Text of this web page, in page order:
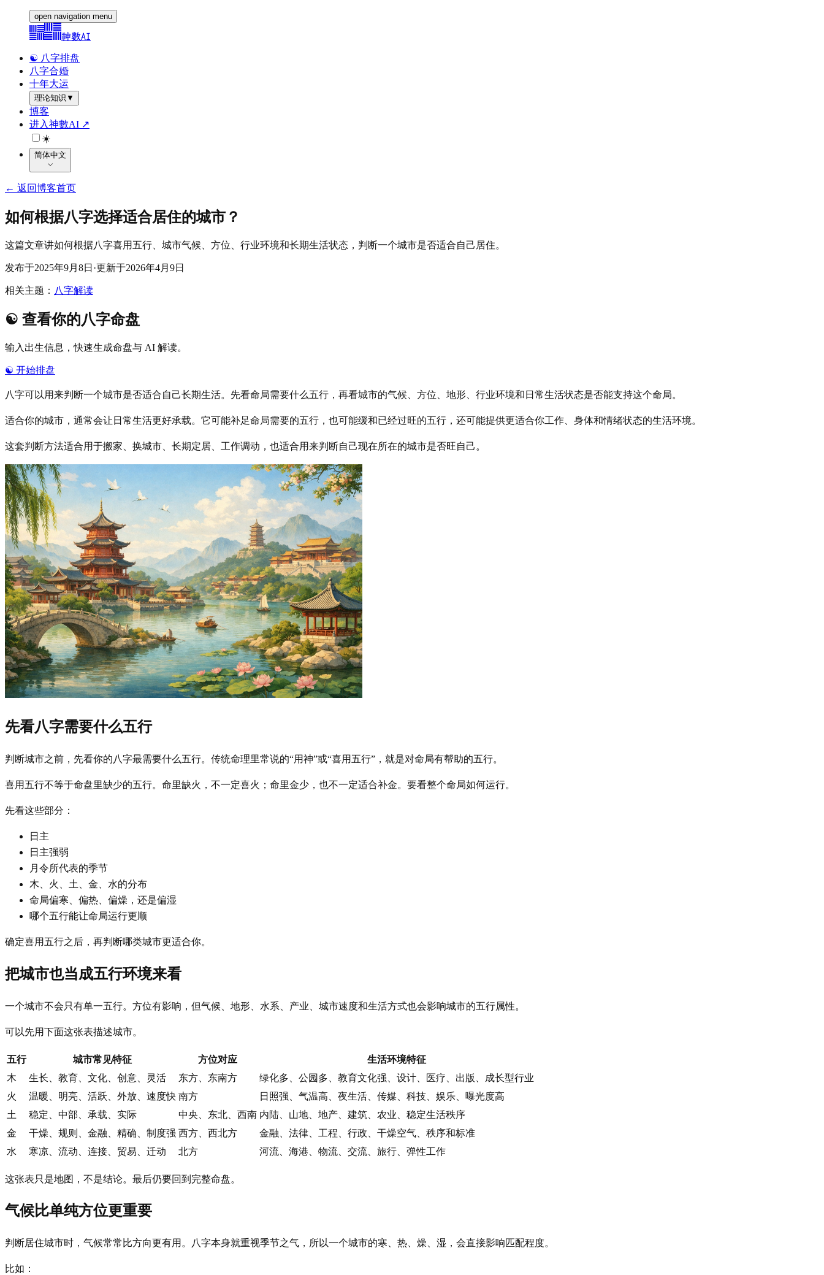
open navigation menu
神數AI
☯️ 八字排盘
八字合婚
十年大运
理论知识 ▼
博客
进入神數AI ↗
☀️
简体中文
← 返回博客首页
如何根据八字选择适合居住的城市？
这篇文章讲如何根据八字喜用五行、城市气候、方位、行业环境和长期生活状态，判断一个城市是否适合自己居住。
发布于2025年9月8日 ·更新于2026年4月9日
相关主题： 八字解读
☯️ 查看你的八字命盘
输入出生信息，快速生成命盘与 AI 解读。
☯️ 开始排盘
八字可以用来判断一个城市是否适合自己长期生活。先看命局需要什么五行，再看城市的气候、方位、地形、行业环境和日常生活状态是否能支持这个命局。
适合你的城市，通常会让日常生活更好承载。它可能补足命局需要的五行，也可能缓和已经过旺的五行，还可能提供更适合你工作、身体和情绪状态的生活环境。
这套判断方法适合用于搬家、换城市、长期定居、工作调动，也适合用来判断自己现在所在的城市是否旺自己。
先看八字需要什么五行
判断城市之前，先看你的八字最需要什么五行。传统命理里常说的“用神”或“喜用五行”，就是对命局有帮助的五行。
喜用五行不等于命盘里缺少的五行。命里缺火，不一定喜火；命里金少，也不一定适合补金。要看整个命局如何运行。
先看这些部分：
日主
日主强弱
月令所代表的季节
木、火、土、金、水的分布
命局偏寒、偏热、偏燥，还是偏湿
哪个五行能让命局运行更顺
确定喜用五行之后，再判断哪类城市更适合你。
把城市也当成五行环境来看
一个城市不会只有单一五行。方位有影响，但气候、地形、水系、产业、城市速度和生活方式也会影响城市的五行属性。
可以先用下面这张表描述城市。
五行 城市常见特征 方位对应
生活环境特征
木
生长、教育、文化、创意、灵活 东方、东南方
绿化多、公园多、教育文化强、设计、医疗、出版、成长型行业
火
温暖、明亮、活跃、外放、速度快 南方
日照强、气温高、夜生活、传媒、科技、娱乐、曝光度高
土
稳定、中部、承载、实际 中央、东北、西南 内陆、山地、地产、建筑、农业、稳定生活秩序
金
干燥、规则、金融、精确、制度强 西方、西北方
金融、法律、工程、行政、干燥空气、秩序和标准
水
寒凉、流动、连接、贸易、迁动 北方 河流、海港、物流、交流、旅行、弹性工作
这张表只是地图，不是结论。最后仍要回到完整命盘。
气候比单纯方位更重要
判断居住城市时，气候常常比方向更有用。八字本身就重视季节之气，所以一个城市的寒、热、燥、湿，会直接影响匹配程度。
比如：